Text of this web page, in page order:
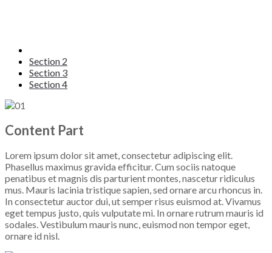
Section 2
Section 3
Section 4
Content Part
Lorem ipsum dolor sit amet, consectetur adipiscing elit.
Phasellus maximus gravida efficitur. Cum sociis natoque
penatibus et magnis dis parturient montes, nascetur ridiculus
mus. Mauris lacinia tristique sapien, sed ornare arcu rhoncus in.
In consectetur auctor dui, ut semper risus euismod at. Vivamus
eget tempus justo, quis vulputate mi. In ornare rutrum mauris id
sodales. Vestibulum mauris nunc, euismod non tempor eget,
ornare id nisl.